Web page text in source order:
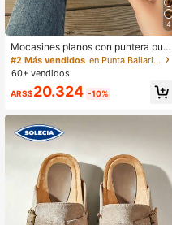
4
Mocasines planos con puntera punt
iaguda y estampado de leopardo pa
ra mujer en otoño/invierno, de mod
a, casuales, cómodos y ligeros para
ir al trabajo
#2 Más vendidos
en Punta Bailarinas de mujer
60+ vendidos
ARS$20.324 -10%